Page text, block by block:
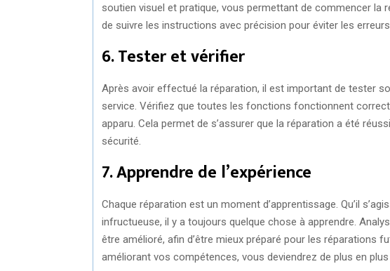
soutien visuel et pratique, vous permettant de commencer la
de suivre les instructions avec précision pour éviter les erreurs.
6. Tester et vérifier
Après avoir effectué la réparation, il est important de tester
service. Vérifiez que toutes les fonctions fonctionnent
apparu. Cela permet de s’assurer que la réparation a été
sécurité.
7. Apprendre de l’expérience
Chaque réparation est un moment d’apprentissage. Qu’il
infructueuse, il y a toujours quelque chose à apprendre.
être amélioré, afin d’être mieux préparé pour les réparations
améliorant vos compétences, vous deviendrez de plus en plus